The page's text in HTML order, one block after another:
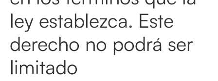
ley establezca. Este
derecho no podrá ser
limitado